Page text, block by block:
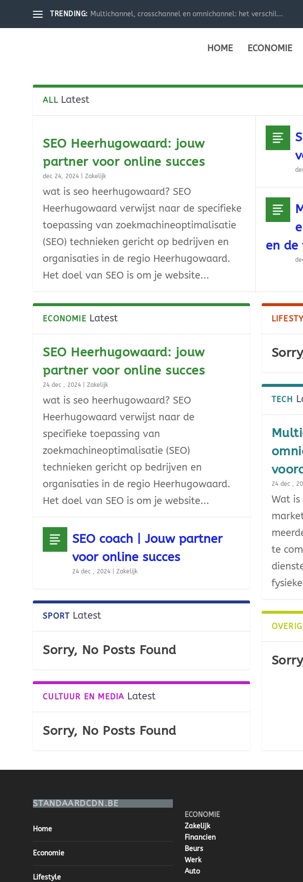
TRENDING: Multichannel, crosschannel en omnichannel: het verschil...
HOME ECONOMIE
ALL Latest
SEO Heerhugowaard: jouw
partner voor online succes
dec 24, 2024 |Zakelijk
wat is seo heerhugowaard? SEO
Heerhugowaard verwijst naar de specifieke
toepassing van zoekmachineoptimalisatie
(SEO) technieken gericht op bedrijven en
organisaties in de regio Heerhugowaard.
Het doel van SEO is om je website...
en de
ECONOMIE Latest
SEO Heerhugowaard: jouw
partner voor online succes
24 dec , 2024 |Zakelijk
wat is seo heerhugowaard? SEO
Heerhugowaard verwijst naar de
specifieke toepassing van
zoekmachineoptimalisatie (SEO)
technieken gericht op bedrijven en
organisaties in de regio Heerhugowaard.
Het doel van SEO is om je website...
SEO coach | Jouw partner
voor online succes
24 dec , 2024 |Zakelijk
SPORT Latest
Sorry, No Posts Found
CULTUUR EN MEDIA Latest
Sorry, No Posts Found
TECH
24 dec ,
Wat
te
OVERIG
STANDAARDCDN.BE
Home
Economie
Lifestyle
ECONOMIE
Zakelijk
Financien
Beurs
Werk
Auto